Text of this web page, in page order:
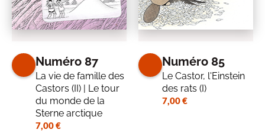
Numéro 87
La vie de famille des
Castors (II) | Le tour
du monde de la
Sterne arctique
7,00€
Numéro 85
Le Castor, l'Einstein
des rats (I)
7,00€